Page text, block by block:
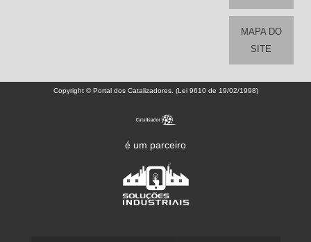
MAPA DO
SITE
Copyright © Portal dos Catalizadores. (Lei 9610 de 19/02/1998)
é um parceiro